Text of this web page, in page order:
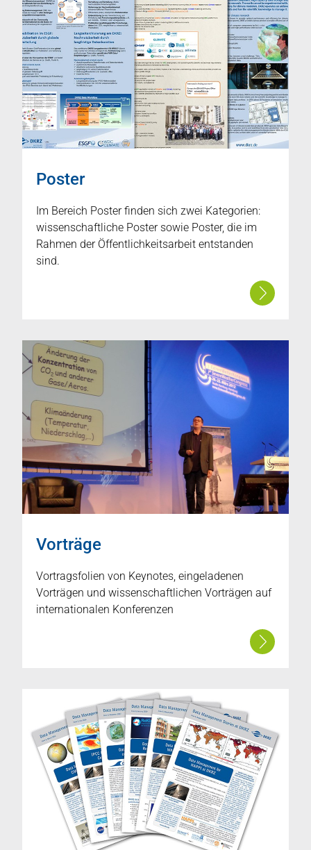
Poster
Im Bereich Poster finden sich zwei Kategorien:
wissenschaftliche Poster sowie Poster, die im
Rahmen der Öffentlichkeitsarbeit entstanden
sind.
Vorträge
Vortragsfolien von Keynotes, eingeladenen
Vorträgen und wissenschaftlichen Vorträgen auf
internationalen Konferenzen